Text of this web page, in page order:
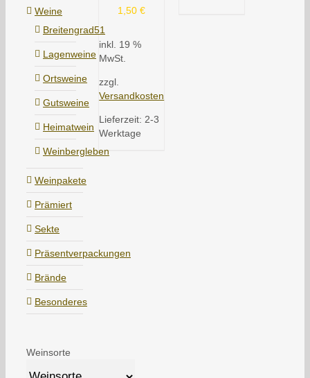
1,50€
inkl. 19 %
MwSt.
zzgl.
Versandkosten
Lieferzeit: 2-3
Werktage
Weine
Breitengrad51
Lagenweine
Ortsweine
Gutsweine
Heimatwein
Weinbergleben
Weinpakete
Prämiert
Sekte
Präsentverpackungen
Brände
Besonderes
Weinsorte